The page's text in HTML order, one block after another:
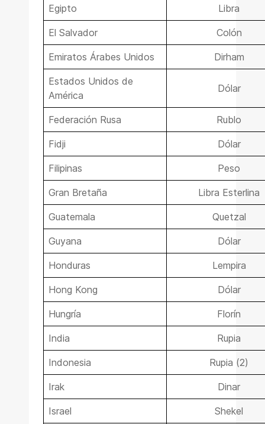
Egipto Libra
El Salvador Colón
Emiratos Árabes Unidos Dirham
Estados Unidos de
América
Dólar
Federación Rusa Rublo
Fidji Dólar
Filipinas Peso
Gran Bretaña Libra Esterlina
Guatemala Quetzal
Guyana Dólar
Honduras Lempira
Hong Kong Dólar
Hungría Florín
India Rupia
Indonesia Rupia (2)
Irak Dinar
Israel Shekel